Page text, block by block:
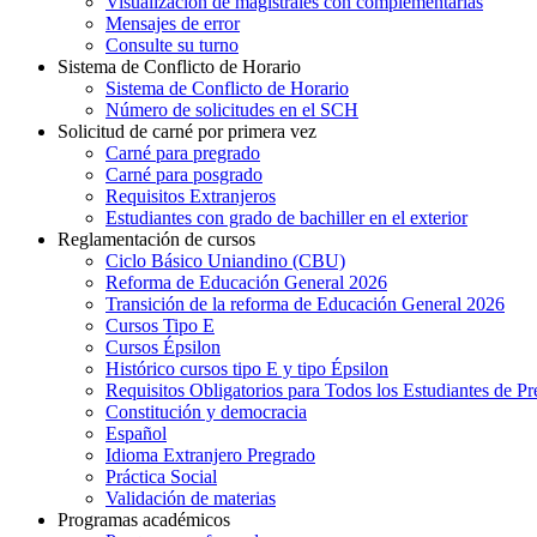
Mensajes de error
Consulte su turno
Sistema de Conflicto de Horario
Sistema de Conflicto de Horario
Número de solicitudes en el SCH
Solicitud de carné por primera vez
Carné para pregrado
Carné para posgrado
Requisitos Extranjeros
Estudiantes con grado de bachiller en el exterior
Reglamentación de cursos
Ciclo Básico Uniandino (CBU)
Reforma de Educación General 2026
Transición de la reforma de Educación General 2026
Cursos Tipo E
Cursos Épsilon
Histórico cursos tipo E y tipo Épsilon
Requisitos Obligatorios para Todos los Estudiantes de
Constitución y democracia
Español
Idioma Extranjero Pregrado
Práctica Social
Validación de materias
Programas académicos